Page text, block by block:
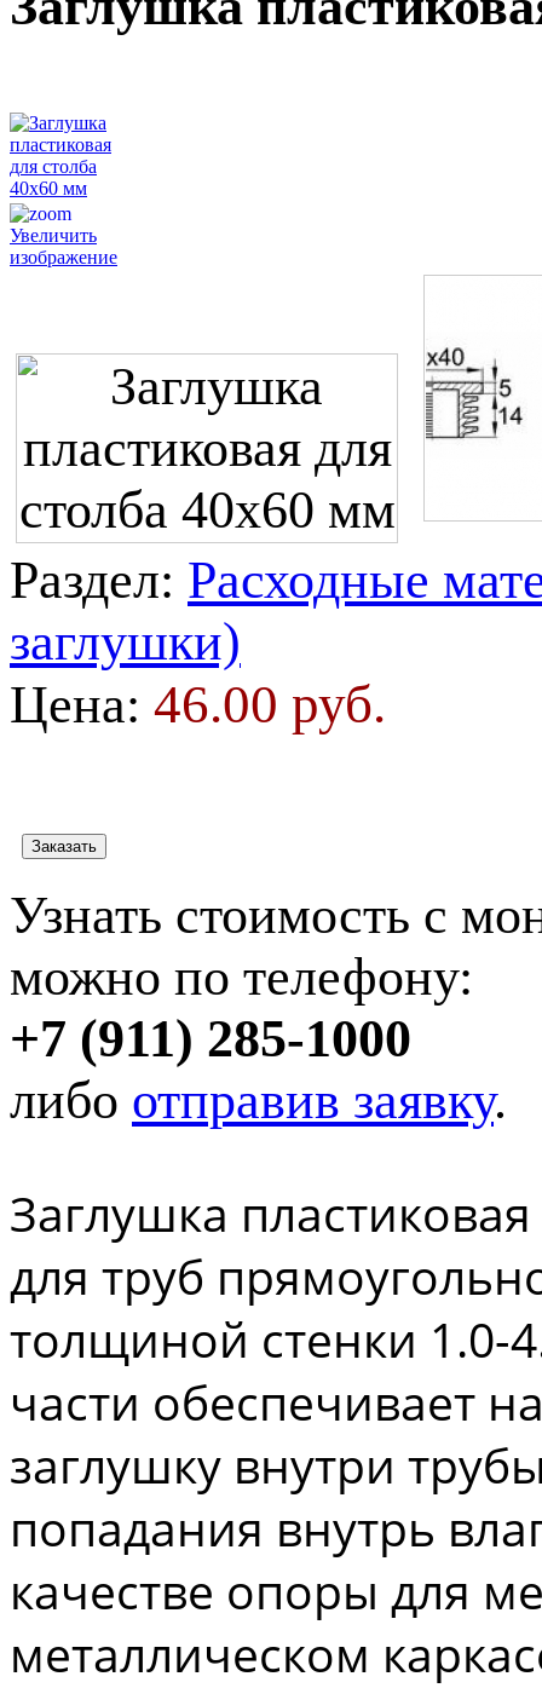
Увеличить
изображение
Раздел: Расходные
заглушки)
Цена: 46.00 руб.
Узнать стоимость с
можно по телефону:
+7 (911) 285-1000
либо отправив заявку.
Заглушка
для труб
толщиной стенки 1.0-
части обеспечивает
заглушку внутри
попадания внутрь
качестве опоры для
металлическом